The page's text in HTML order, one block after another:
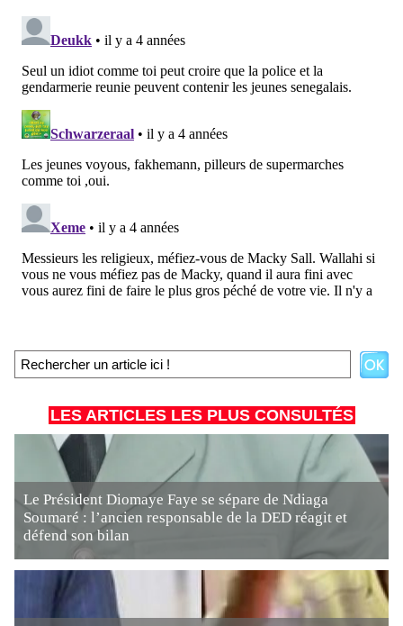
LES ARTICLES LES PLUS CONSULTÉS
Le Président Diomaye Faye se sépare de Ndiaga
Soumaré : l’ancien responsable de la DED réagit et
défend son bilan